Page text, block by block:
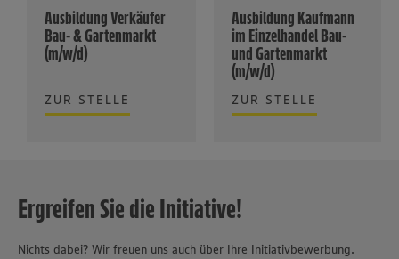
Ausbildung Verkäufer
Bau- & Gartenmarkt
(m/w/d)
ZUR STELLE
Ausbildung Kaufmann
im Einzelhandel Bau-
und Gartenmarkt
(m/w/d)
ZUR STELLE
Ergreifen Sie die Initiative!
Nichts dabei? Wir freuen uns auch über Ihre Initiativbewerbung.